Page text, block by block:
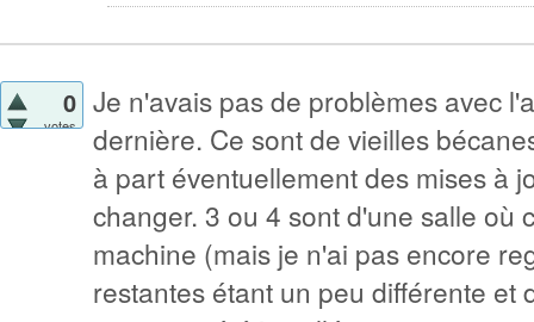
0
votes
Je n'avais pas de problèmes avec
dernière. Ce sont de vieilles
à part éventuellement des mises à
changer. 3 ou 4 sont d'une salle où
machine (mais je n'ai pas encore
restantes étant un peu différente et